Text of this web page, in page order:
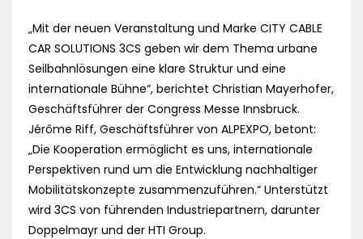
„Mit der neuen Veranstaltung und Marke CITY CABLE
CAR SOLUTIONS 3CS geben wir dem Thema urbane
Seilbahnlösungen eine klare Struktur und eine
internationale Bühne“, berichtet Christian Mayerhofer,
Geschäftsführer der Congress Messe Innsbruck.
Jérôme Riff, Geschäftsführer von ALPEXPO, betont:
„Die Kooperation ermöglicht es uns, internationale
Perspektiven rund um die Entwicklung nachhaltiger
Mobilitätskonzepte zusammenzuführen.“ Unterstützt
wird 3CS von führenden Industriepartnern, darunter
Doppelmayr und der HTI Group.